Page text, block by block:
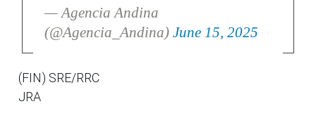
— Agencia Andina
(@Agencia_Andina) June 15, 2025
(FIN) SRE/RRC
JRA